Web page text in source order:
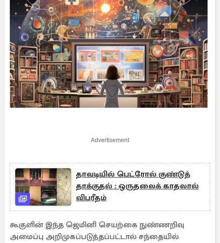
Advertisement
தாவடியில் பெட்ரோல் குண்டுத்
தாக்குதல் : ஒருதலைக் காதலால்
விபரீதம்
கூகுளின் இந்த ஜெமினி செயற்கை நுண்ணறிவு
அமைப்பு அறிமுகப்படுத்தப்பட்டால் சந்தையில்